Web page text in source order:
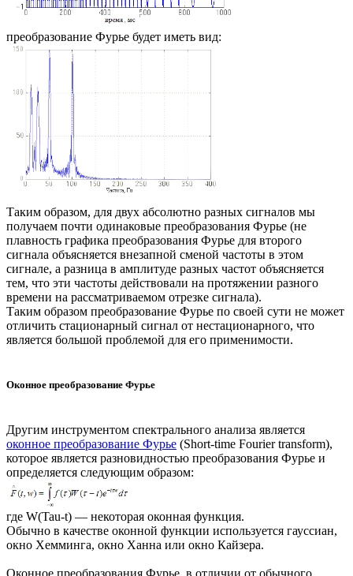
преобразование Фурье будет иметь вид:
Таким образом, для двух абсолютно разных сигналов мы
получаем почти одинаковые преобразования Фурье (не
плавность графика преобразования Фурье для второго
сигнала объясняется внезапной сменой частоты в этом
сигнале, а разница в амплитуде разных частот объясняется
тем, что эти частоты действовали на протяжении разного
времени на рассматриваемом отрезке сигнала).
Таким образом преобразование Фурье по своей сути не может
отличить стационарный сигнал от нестационарного, что
является большой проблемой для его применимости.
Оконное преобразование Фурье
Другим инструментом спектрального анализа является
оконное преобразование Фурье (Short-time Fourier transform),
которое является разновидностью преобразования Фурье и
определяется следующим образом:
где W(Tau-t) — некоторая оконная функция.
Обычно в качестве оконной функции используется гауссиан,
окно Хемминга, окно Ханна или окно Кайзера.